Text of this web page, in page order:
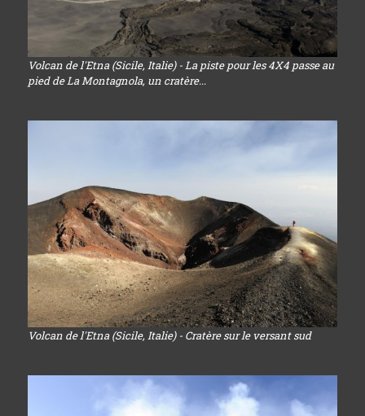
Volcan de l'Etna (Sicile, Italie) - La piste pour les 4X4 passe au
pied de La Montagnola, un cratère...
Volcan de l'Etna (Sicile, Italie) - Cratère sur le versant sud